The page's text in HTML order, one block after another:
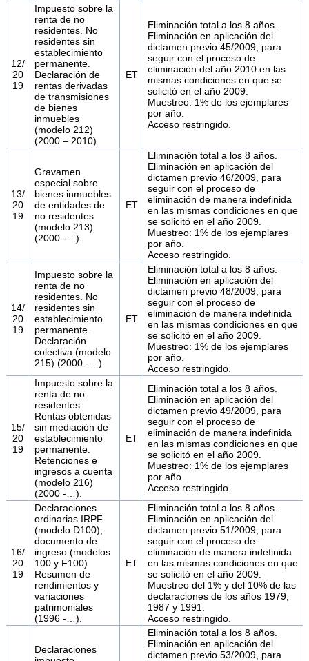
12/
20
19
Impuesto sobre la
renta de no
residentes. No
residentes sin
establecimiento
permanente.
Declaración de
rentas derivadas
de transmisiones
de bienes
inmuebles
(modelo 212)
(2000 – 2010).
ET
Eliminación total a los 8 años.
Eliminación en aplicación del
dictamen previo 45/2009, para
seguir con el proceso de
eliminación del año 2010 en las
mismas condiciones en que se
solicitó en el año 2009.
Muestreo: 1% de los ejemplares
por año.
Acceso restringido.
13/
20
19
Gravamen
especial sobre
bienes inmuebles
de entidades de
no residentes
(modelo 213)
(2000 -…).
ET
Eliminación total a los 8 años.
Eliminación en aplicación del
dictamen previo 46/2009, para
seguir con el proceso de
eliminación de manera indefinida
en las mismas condiciones en que
se solicitó en el año 2009.
Muestreo: 1% de los ejemplares
por año.
Acceso restringido.
14/
20
19
Impuesto sobre la
renta de no
residentes. No
residentes sin
establecimiento
permanente.
Declaración
colectiva (modelo
215) (2000 -…).
ET
Eliminación total a los 8 años.
Eliminación en aplicación del
dictamen previo 48/2009, para
seguir con el proceso de
eliminación de manera indefinida
en las mismas condiciones en que
se solicitó en el año 2009.
Muestreo: 1% de los ejemplares
por año.
Acceso restringido.
15/
20
19
Impuesto sobre la
renta de no
residentes.
Rentas obtenidas
sin mediación de
establecimiento
permanente.
Retenciones e
ingresos a cuenta
(modelo 216)
(2000 -…).
ET
Eliminación total a los 8 años.
Eliminación en aplicación del
dictamen previo 49/2009, para
seguir con el proceso de
eliminación de manera indefinida
en las mismas condiciones en que
se solicitó en el año 2009.
Muestreo: 1% de los ejemplares
por año.
Acceso restringido.
16/
20
19
Declaraciones
ordinarias IRPF
(modelo D100),
documento de
ingreso (modelos
100 y F100)
Resumen de
rendimientos y
variaciones
patrimoniales
(1996 -…).
ET
Eliminación total a los 8 años.
Eliminación en aplicación del
dictamen previo 51/2009, para
seguir con el proceso de
eliminación de manera indefinida
en las mismas condiciones en que
se solicitó en el año 2009.
Muestreo del 1% y del 10% de las
declaraciones de los años 1979,
1987 y 1991.
Acceso restringido.
Declaraciones
Eliminación total a los 8 años.
Eliminación en aplicación del
dictamen previo 53/2009, para